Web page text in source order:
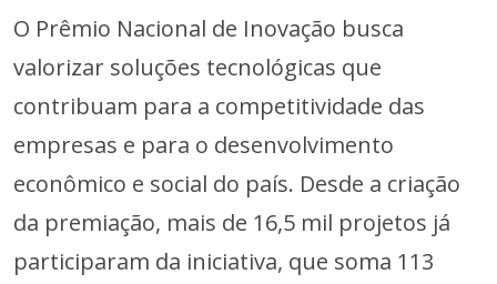
O Prêmio Nacional de Inovação busca
valorizar soluções tecnológicas que
contribuam para a competitividade das
empresas e para o desenvolvimento
econômico e social do país. Desde a criação
da premiação, mais de 16,5 mil projetos já
participaram da iniciativa, que soma 113